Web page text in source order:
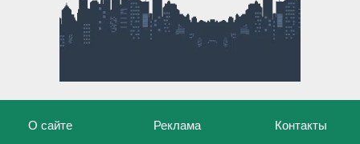
О сайте Реклама Контакты